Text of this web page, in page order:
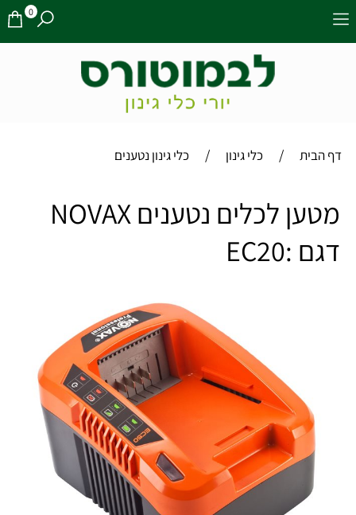
0
דף הבית / כלי גינון / כלי גינון נטענים
מטען לכלים נטענים NOVAX
דגם :EC20